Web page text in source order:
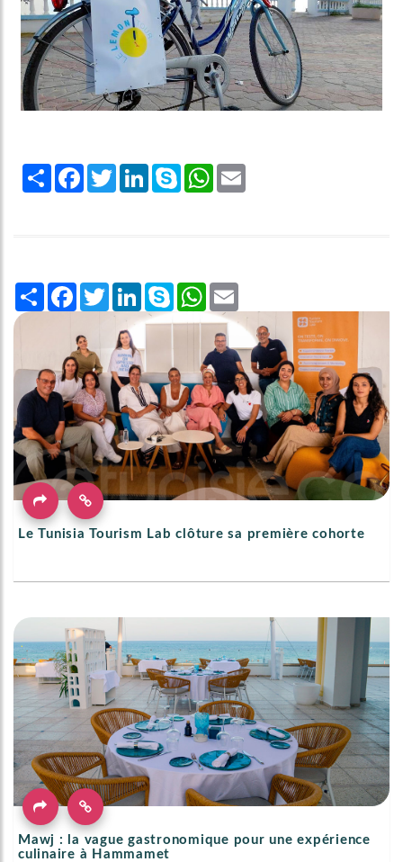
Share Facebook
TwitterLinkedInSkype WhatsApp
Share Facebook
TwitterLinkedInSkype WhatsApp
Le Tunisia Tourism Lab clôture sa première cohorte
Mawj : la vague gastronomique pour une expérience
culinaire à Hammamet